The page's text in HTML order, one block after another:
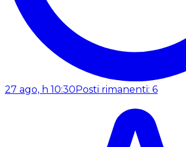
27 ago, h 10:30Posti rimanenti: 6